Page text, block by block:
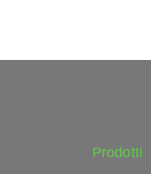
Prodotti